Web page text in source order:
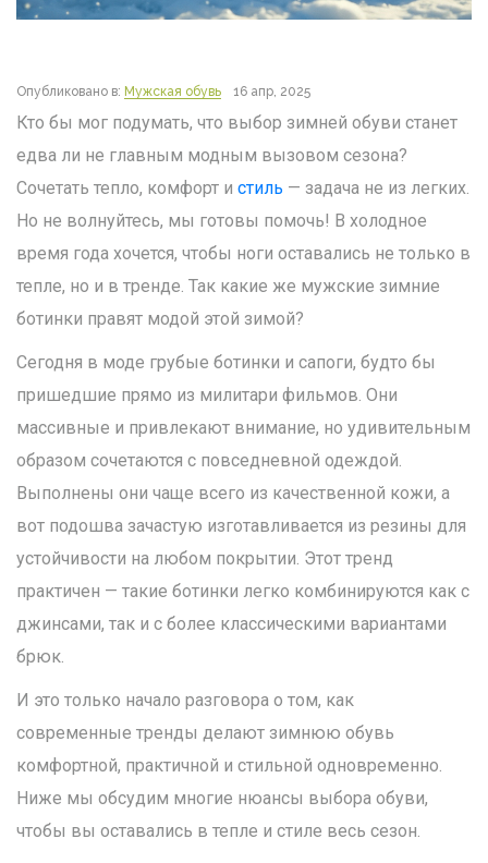
Опубликовано в: Мужская обувь 16 апр, 2025
Кто бы мог подумать, что выбор зимней обуви станет
едва ли не главным модным вызовом сезона?
Сочетать тепло, комфорт и стиль — задача не из легких.
Но не волнуйтесь, мы готовы помочь! В холодное
время года хочется, чтобы ноги оставались не только в
тепле, но и в тренде. Так какие же мужские зимние
ботинки правят модой этой зимой?
Сегодня в моде грубые ботинки и сапоги, будто бы
пришедшие прямо из милитари фильмов. Они
массивные и привлекают внимание, но удивительным
образом сочетаются с повседневной одеждой.
Выполнены они чаще всего из качественной кожи, а
вот подошва зачастую изготавливается из резины для
устойчивости на любом покрытии. Этот тренд
практичен — такие ботинки легко комбинируются как с
джинсами, так и с более классическими вариантами
брюк.
И это только начало разговора о том, как
современные тренды делают зимнюю обувь
комфортной, практичной и стильной одновременно.
Ниже мы обсудим многие нюансы выбора обуви,
чтобы вы оставались в тепле и стиле весь сезон.